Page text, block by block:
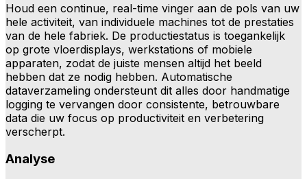
Houd een continue, real-time vinger aan de pols van uw
hele activiteit, van individuele machines tot de prestaties
van de hele fabriek. De productiestatus is toegankelijk
op grote vloerdisplays, werkstations of mobiele
apparaten, zodat de juiste mensen altijd het beeld
hebben dat ze nodig hebben. Automatische
dataverzameling ondersteunt dit alles door handmatige
logging te vervangen door consistente, betrouwbare
data die uw focus op productiviteit en verbetering
verscherpt.
Analyse